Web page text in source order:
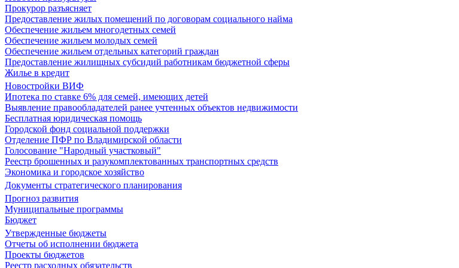
Прокурор разъясняет
Предоставление жилых помещений по договорам социального найма
Обеспечение жильем многодетных семей
Обеспечение жильем молодых семей
Обеспечение жильем отдельных категорий граждан
Предоставление жилищных субсидий работникам бюджетной сферы
Жилье в кредит
Новостройки ВИФ
Ипотека по ставке 6% для семей, имеющих детей
Выявление правообладателей ранее учтенных объектов недвижимости
Бесплатная юридическая помощь
Городской фонд социальной поддержки
Отделение ПФР по Владимирской области
Голосование "Народный участковый"
Реестр брошенных и разукомплектованных транспортных средств
Экономика и городское хозяйство
Документы стратегического планирования
Прогноз развития
Муниципальные программы
Бюджет
Утвержденные бюджеты
Отчеты об исполнении бюджета
Проекты бюджетов
Реестр расходных обязательств